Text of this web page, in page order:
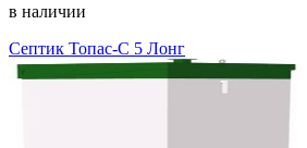
в наличии
Септик Топас-С 5 Лонг